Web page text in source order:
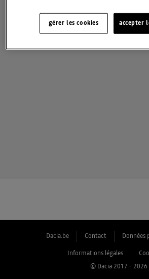
SÉLECTIONNEZ UN
Dacia.be Contact Données
Informations légales
© Dacia 2017 - 2026
accepter
gérer les cookies